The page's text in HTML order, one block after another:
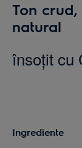
Ton
natural
însoţit cu
Ingrediente